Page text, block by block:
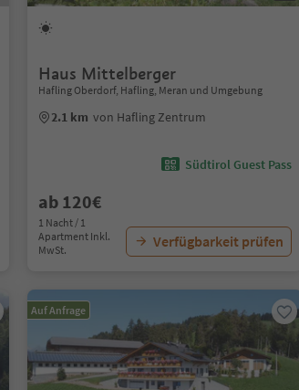
Haus Mittelberger
Hafling Oberdorf, Hafling, Meran und Umgebung
2.1 km von Hafling Zentrum
Südtirol Guest Pass
ab 120€
1 Nacht / 1
Apartment Inkl.
MwSt.
Verfügbarkeit prüfen
Auf Anfrage